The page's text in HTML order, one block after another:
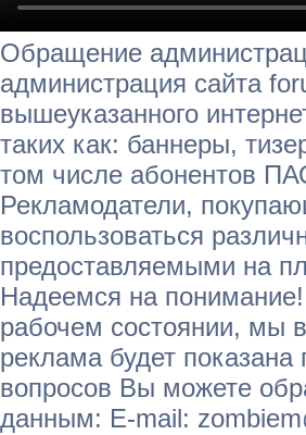
Обращение
администрация сайта
вышеуказанного
таких как: баннеры,
том числе абонентов
Рекламодатели,
воспользоваться
предоставляемыми на
Надеемся на
рабочем состоянии, мы
реклама будет показана
вопросов Вы можете
данным: E-mail: